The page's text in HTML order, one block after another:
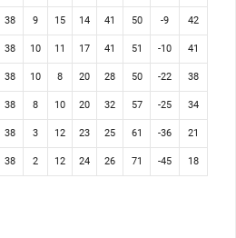
38 9 15 14 41 50 -9 42
38 10 11 17 41 51 -10 41
38 10 8 20 28 50 -22 38
38 8 10 20 32 57 -25 34
38 3 12 23 25 61 -36 21
38 2 12 24 26 71 -45 18